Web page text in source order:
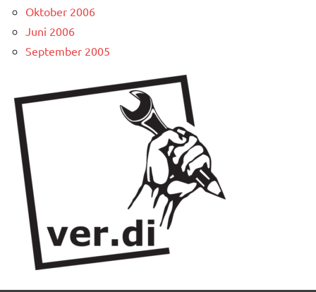
Oktober 2006
Juni 2006
September 2005